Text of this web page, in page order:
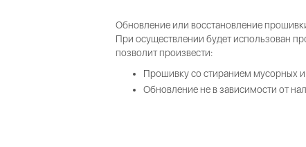
Обновление или восстановление
При осуществлении будет использован
позволит произвести:
Прошивку со стиранием мусорных
Обновление не в зависимости от